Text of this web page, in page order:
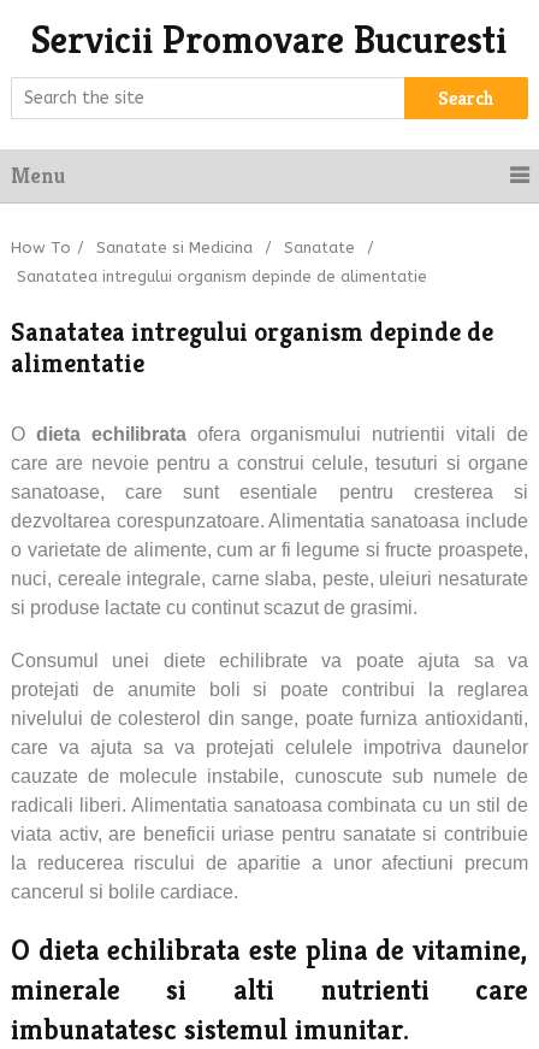
Servicii Promovare Bucuresti
Search
Menu
How To / Sanatate si Medicina / Sanatate
/
Sanatatea intregului organism depinde de alimentatie
Sanatatea intregului organism depinde de
alimentatie
O dieta echilibrataofera organismului nutrientii vitali de
care are nevoie pentru a construi celule, tesuturi si organe
sanatoase, care sunt esentiale pentru cresterea si
dezvoltarea corespunzatoare. Alimentatia sanatoasa include
o varietate de alimente, cum ar fi legume si fructe proaspete,
nuci, cereale integrale, carne slaba, peste, uleiuri nesaturate
si produse lactate cu continut scazut de grasimi.
Consumul unei diete echilibrate va poate ajuta sa va
protejati de anumite boli si poate contribui la reglarea
nivelului de colesterol din sange, poate furniza antioxidanti,
care va ajuta sa va protejati celulele impotriva daunelor
cauzate de molecule instabile, cunoscute sub numele de
radicali liberi. Alimentatia sanatoasa combinata cu un stil de
viata activ, are beneficii uriase pentru sanatate si contribuie
la reducerea riscului de aparitie a unor afectiuni precum
cancerul si bolile cardiace.
O dieta echilibrata este plina de vitamine,
minerale si alti nutrienti care
imbunatatesc sistemul imunitar.